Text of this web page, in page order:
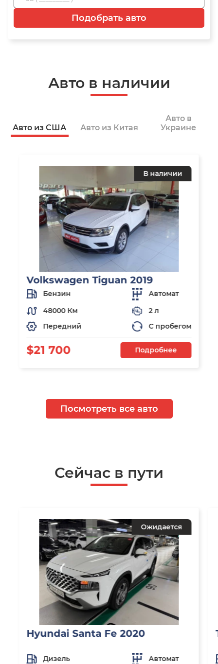
Подобрать авто
Авто в наличии
Авто из США Авто из Китая
Авто в
Украине
В наличии
Volkswagen Tiguan 2019
Бензин
Автомат
48000 Км
2 л
Передний
С пробегом
$21 700 Подробнее
Посмотреть все авто
Сейчас в пути
Ожидается
Hyundai Santa Fe 2020
Дизель
Автомат